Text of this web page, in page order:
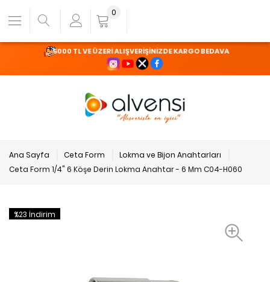
5000 TL VE ÜZERİ ALIŞVERİŞİNİZDE KARGO BEDAVA
0
Ana Sayfa Ceta Form
Lokma ve Bijon Anahtarları
Ceta Form 1/4" 6 Köşe Derin Lokma Anahtar - 6 Mm C04-H060
%23 İndirim